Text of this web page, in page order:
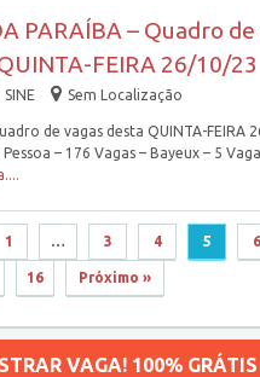
PARAÍBA – Quadro de
FEIRA 26/10/23
SINE Sem Localização
de vagas desta QUINTA-FEIRA
– 176 Vagas – Bayeux – 5
1 … 3 4 5 6
16 Próximo »
VAGA! 100% GRÁTIS